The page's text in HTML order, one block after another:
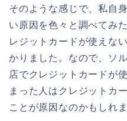
そのような感じで、私自
い原因を色々と調べてみ
レジットカードが使えな
かりました。なので、ソ
店でクレジットカードが
まった人はクレジットカ
ことが原因なのかもしれま